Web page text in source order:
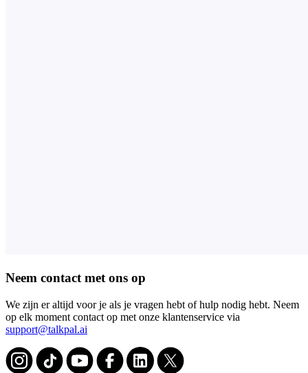
Neem contact met ons op
We zijn er altijd voor je als je vragen hebt of hulp nodig hebt. Neem
op elk moment contact op met onze klantenservice via
support@talkpal.ai